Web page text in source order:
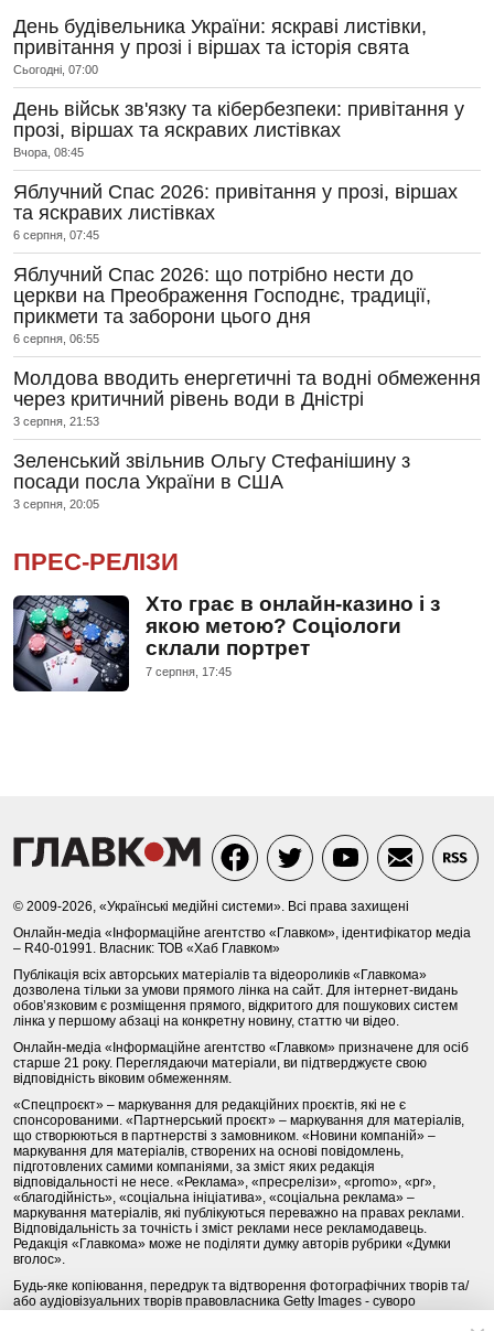
День будівельника України: яскраві листівки,
привітання у прозі і віршах та історія свята
Сьогодні, 07:00
День військ зв'язку та кібербезпеки: привітання у
прозі, віршах та яскравих листівках
Вчора, 08:45
Яблучний Спас 2026: привітання у прозі, віршах
та яскравих листівках
6 серпня, 07:45
Яблучний Спас 2026: що потрібно нести до
церкви на Преображення Господнє, традиції,
прикмети та заборони цього дня
6 серпня, 06:55
Молдова вводить енергетичні та водні обмеження
через критичний рівень води в Дністрі
3 серпня, 21:53
Зеленський звільнив Ольгу Стефанішину з
посади посла України в США
3 серпня, 20:05
ПРЕС-РЕЛІЗИ
Хто грає в онлайн-казино і з
якою метою? Соціологи
склали портрет
7 серпня, 17:45
© 2009-2026, «Українські медійні системи». Всі права захищені
Онлайн-медіа «Інформаційне агентство «Главком», ідентифікатор медіа
– R40-01991. Власник: ТОВ «Хаб Главком»
Публікація всіх авторських матеріалів та відеороликів «Главкома»
дозволена тільки за умови прямого лінка на сайт. Для інтернет-видань
обов’язковим є розміщення прямого, відкритого для пошукових систем
лінка у першому абзаці на конкретну новину, статтю чи відео.
Онлайн-медіа «Інформаційне агентство «Главком» призначене для осіб
старше 21 року. Переглядаючи матеріали, ви підтверджуєте свою
відповідність віковим обмеженням.
«Спецпроєкт» – маркування для редакційних проєктів, які не є
спонсорованими. «Партнерський проєкт» – маркування для матеріалів,
що створюються в партнерстві з замовником. «Новини компаній» –
маркування для матеріалів, створених на основі повідомлень,
підготовлених самими компаніями, за зміст яких редакція
відповідальності не несе. «Реклама», «пресрелізи», «promo», «pr»,
«благодійність», «соціальна ініціатива», «соціальна реклама» –
маркування матеріалів, які публікуються переважно на правах реклами.
Відповідальність за точність і зміст реклами несе рекламодавець.
Редакція «Главкома» може не поділяти думку авторів рубрики «Думки
вголос».
Будь-яке копіювання, передрук та відтворення фотографічних творів та/
або аудіовізуальних творів правовласника Getty Images - суворо